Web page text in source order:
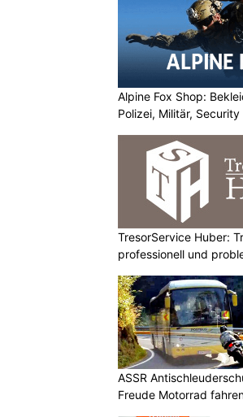
Alpine Fox Shop:
Polizei, Militär,
TresorService Huber:
professionell und
ASSR
Freude Motorrad